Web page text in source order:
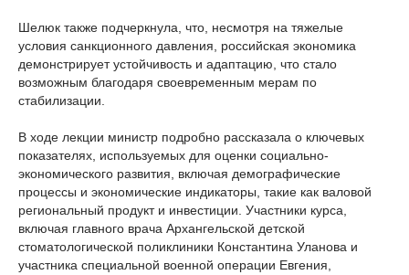
Шелюк также подчеркнула, что, несмотря на тяжелые
условия санкционного давления, российская экономика
демонстрирует устойчивость и адаптацию, что стало
возможным благодаря своевременным мерам по
стабилизации.
В ходе лекции министр подробно рассказала о ключевых
показателях, используемых для оценки социально-
экономического развития, включая демографические
процессы и экономические индикаторы, такие как валовой
региональный продукт и инвестиции. Участники курса,
включая главного врача Архангельской детской
стоматологической поликлиники Константина Уланова и
участника специальной военной операции Евгения,